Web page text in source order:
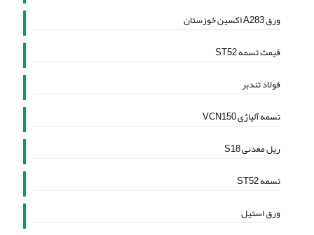
ورق A283 اکسین خوزستان
قیمت تسمه ST52
فولاد تندبر
تسمه آلیاژی VCN150
ریل معدنی S18
تسمه ST52
ورق استیل